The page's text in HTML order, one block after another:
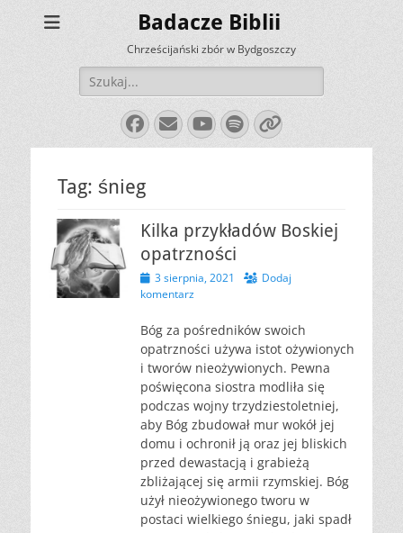
Badacze Biblii
Chrześcijański zbór w Bydgoszczy
Szukaj:
Facebook
E-
mail
YouTube
Spotify
Link
Tag: śnieg
Kilka przykładów Boskiej
opatrzności
Opublikowano
3 sierpnia, 2021
Dodaj
komentarz
Bóg za pośredników swoich
opatrzności używa istot ożywionych
i tworów nieożywionych. Pewna
poświęcona siostra modliła się
podczas wojny trzydziestoletniej,
aby Bóg zbudował mur wokół jej
domu i ochronił ją oraz jej bliskich
przed dewastacją i grabieżą
zbliżającej się armii rzymskiej. Bóg
użył nieożywionego tworu w
postaci wielkiego śniegu, jaki spadł